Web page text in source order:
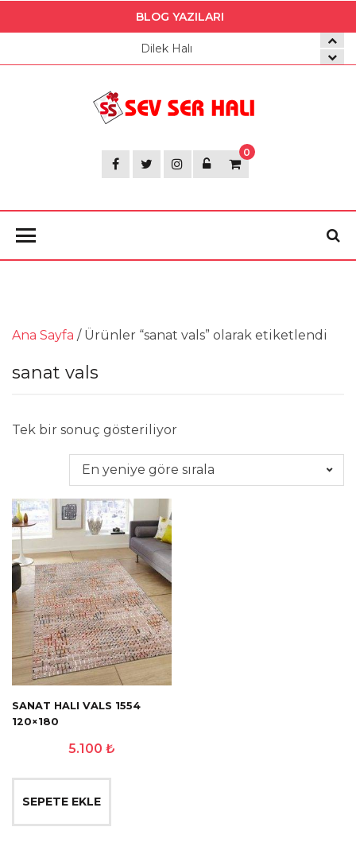
BLOG YAZILARI
Dilek Halı
0
Ana Sayfa / Ürünler “sanat vals” olarak etiketlendi
sanat vals
Tek bir sonuç gösteriliyor
SANAT HALI VALS 1554
120×180
5.100 ₺
SEPETE EKLE